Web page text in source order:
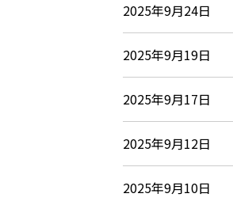
2025年9月24日
2025年9月19日
2025年9月17日
2025年9月12日
2025年9月10日